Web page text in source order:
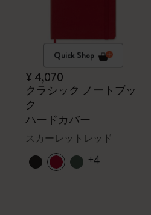
Quick Shop
¥ 4,070
クラシック ノートブッ
ク
ハードカバー
スカーレットレッド
+4